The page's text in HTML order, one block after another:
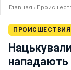
Главная ›
ПРОИСШЕСТВИЯ
нападають